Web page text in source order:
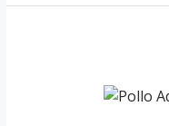
Recetas